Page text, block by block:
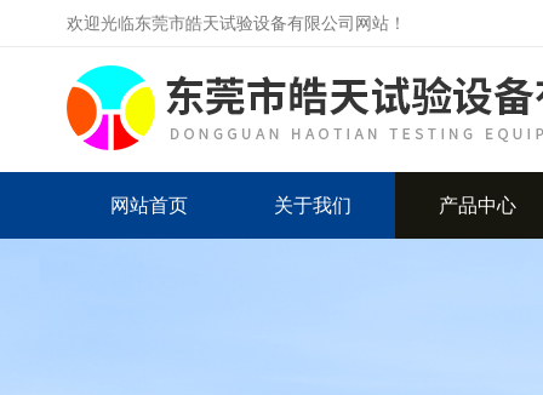
欢迎光临东莞市皓天试验设备有限公司网站！
网站首页 关于我们 产品中心